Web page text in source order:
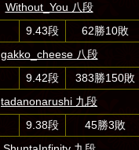
Without_You 八段
9.43段
62勝10敗
gakko_cheese 八段
9.42段
383勝150敗
tadanonarushi 九段
9.38段
45勝3敗